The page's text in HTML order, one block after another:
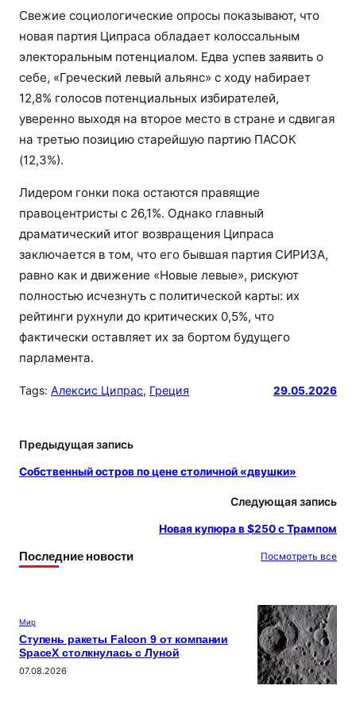
Свежие социологические опросы показывают, что
новая партия Ципраса обладает колоссальным
электоральным потенциалом. Едва успев заявить о
себе, «Греческий левый альянс» с ходу набирает
12,8% голосов потенциальных избирателей,
уверенно выходя на второе место в стране и сдвигая
на третью позицию старейшую партию ПАСОК
(12,3%).
Лидером гонки пока остаются правящие
правоцентристы с 26,1%. Однако главный
драматический итог возвращения Ципраса
заключается в том, что его бывшая партия СИРИЗА,
равно как и движение «Новые левые», рискуют
полностью исчезнуть с политической карты: их
рейтинги рухнули до критических 0,5%, что
фактически оставляет их за бортом будущего
парламента.
Tags: Алексис Ципрас, Греция 29.05.2026
Предыдущая запись
Собственный остров по цене столичной «двушки»
Следующая запись
Новая купюра в $250 с Трампом
Последние новости Посмотреть все
Мир
Ступень ракеты Falcon 9 от компании
SpaceX столкнулась с Луной
07.08.2026